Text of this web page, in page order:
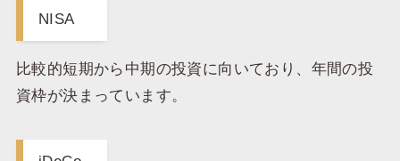
NISA
比較的短期から中期の投資に向いており、年間の投
資枠が決まっています。